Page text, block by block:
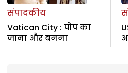
संपादकीय
Vatican City : पोप का
जाना और बनना